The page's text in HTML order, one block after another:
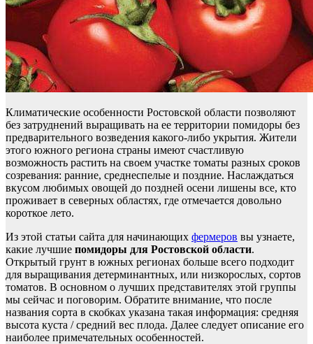
Климатические особенности Ростовской области позволяют
без затруднений выращивать на ее территории помидоры без
предварительного возведения какого-либо укрытия. Жители
этого южного региона страны имеют счастливую
возможность растить на своем участке томаты разных сроков
созревания: ранние, среднеспелые и поздние. Наслаждаться
вкусом любимых овощей до поздней осени лишены все, кто
проживает в северных областях, где отмечается довольно
короткое лето.
Из этой статьи сайта для начинающих фермеров вы узнаете,
какие лучшие помидоры для Ростовской области.
Открытый грунт в южных регионах больше всего подходит
для выращивания детерминантных, или низкорослых, сортов
томатов. В основном о лучших представителях этой группы
мы сейчас и поговорим. Обратите внимание, что после
названия сорта в скобках указана такая информация: средняя
высота куста / средний вес плода. Далее следует описание его
наиболее примечательных особенностей.